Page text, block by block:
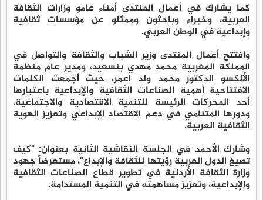
كما يشارك في أعمال المنتدى أمناء عامو وزارات الثقافة
العربية، وخبراء وباحثون وممثلو عن مؤسسات ثقافية
وإبداعية في الوطن العربي.
وافتتح أعمال المنتدى وزير الشباب والثقافة والتواصل في
المملكة المغربية محمد مهدي بنسعيد، ومدير عام منظمة
الألكسو الدكتور محمد ولد اعمر، حيث أجمعت الكلمات
الافتتاحية أهمية الصناعات الثقافية والإبداعية باعتبارها
أحد المحركات الرئيسة للتنمية الاقتصادية والاجتماعية،
ودورها المتنامي في دعم الاقتصاد الإبداعي وتعزيز الهوية
الثقافية العربية.
وشارك الأحمد في الجلسة النقاشية الثانية بعنوان: "كيف
تصيغ الدول العربية رؤيتها للثقافة والإبداع"، مستعرضاً جهود
وزارة الثقافة الأردنية في تطوير قطاع الصناعات الثقافية
والإبداعية، وتعزيز مساهمته في التنمية المستدامة.